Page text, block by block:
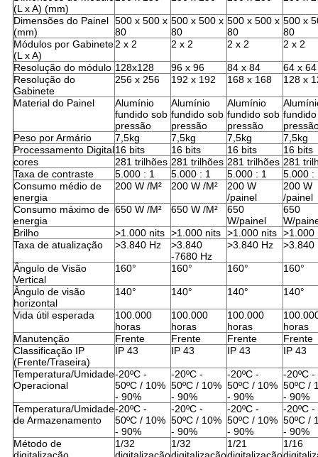
(L x A) (mm)
Dimensões do Painel
(mm)
500 x 500 x
80
500 x 500 x
80
500 x 500 x
80
500 x
80
Módulos por Gabinete
(L x A)
2 x 2 2 x 2 2 x 2 2 x 2
Resolução do módulo 128x128 96 x 96 84 x 84
64 x 64
Resolução do
Gabinete
256 x 256 192 x 192 168 x 168 128 x
Material do Painel
Alumínio
fundido sob
pressão
Alumínio
fundido sob
pressão
Alumínio
fundido sob
pressão
Peso por Armário
7,5kg 7,5kg 7,5kg
7,5kg
Processamento Digital16 bits 16 bits 16 bits
16 bits
cores
281 trilhões 281 trilhões 281 trilhões 281
Taxa de contraste
5.000 : 1 5.000 : 1 5.000 : 1
5.000 :
Consumo médio de
energia
200 W /M² 200 W /M²
200 W
/painel
200 W
/painel
Consumo máximo de
energia
650 W /M² 650 W /M²
650
W/painel
650
W/
Brilho
>1.000 nits >1.000 nits >1.000 nits >1.000
Taxa de atualização
>3.840 Hz
>3.840
-7680 Hz
>3.840 Hz >3.840
Ângulo de Visão
Vertical
160° 160° 160° 160°
Ângulo de visão
horizontal
140° 140° 140° 140°
Vida útil esperada
100.000
horas
100.000
horas
100.000
horas
horas
Manutenção
Frente Frente Frente
Frente
Classificação IP
(Frente/Traseira)
IP 43 IP 43 IP 43 IP 43
Temperatura/Umidade
Operacional
-20ºC -
50ºC / 10%
- 90%
-20ºC -
50ºC / 10%
- 90%
-20ºC -
50ºC / 10%
- 90%
-20ºC -
50ºC /
- 90%
Temperatura/Umidade
de Armazenamento
-20ºC -
50ºC / 10%
- 90%
-20ºC -
50ºC / 10%
- 90%
-20ºC -
50ºC / 10%
- 90%
-20ºC -
50ºC /
- 90%
Método de
1/32
1/32
1/21
1/16